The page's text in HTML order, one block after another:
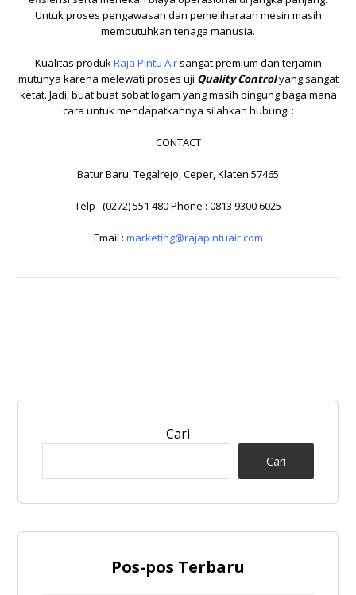
Untuk proses pengawasan dan pemeliharaan mesin masih
membutuhkan tenaga manusia.
Kualitas produkRaja Pintu Air sangat premium dan terjamin
mutunya karena melewati proses uji Quality Controlyang sangat
ketat. Jadi, buat buat sobat logam yang masih bingung bagaimana
cara untuk mendapatkannya silahkan hubungi :
CONTACT
Batur Baru, Tegalrejo, Ceper, Klaten 57465
Telp : (0272) 551 480 Phone : 0813 9300 6025
Email : marketing@rajapintuair.com
Cari
Cari
Pos-pos Terbaru